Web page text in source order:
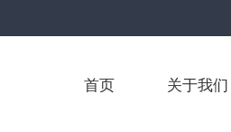
首页 关于我们